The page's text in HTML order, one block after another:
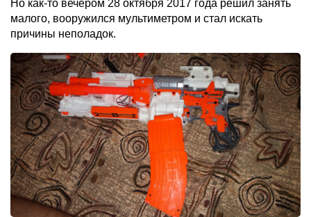
Но как-то вечером 28 октября 2017 года решил занять
малого, вооружился мультиметром и стал искать
причины неполадок.